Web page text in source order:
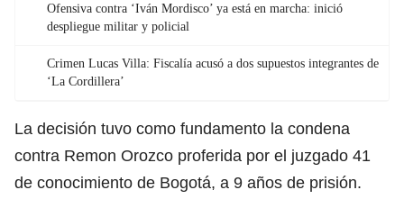
Ofensiva contra ‘Iván Mordisco’ ya está en marcha: inició
despliegue militar y policial
Crimen Lucas Villa: Fiscalía acusó a dos supuestos integrantes de
‘La Cordillera’
La decisión tuvo como fundamento la condena
contra Remon Orozco proferida por el juzgado 41
de conocimiento de Bogotá, a 9 años de prisión.